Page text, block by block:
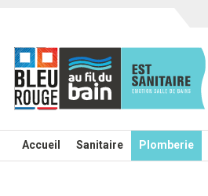
Accueil Sanitaire Plomberie